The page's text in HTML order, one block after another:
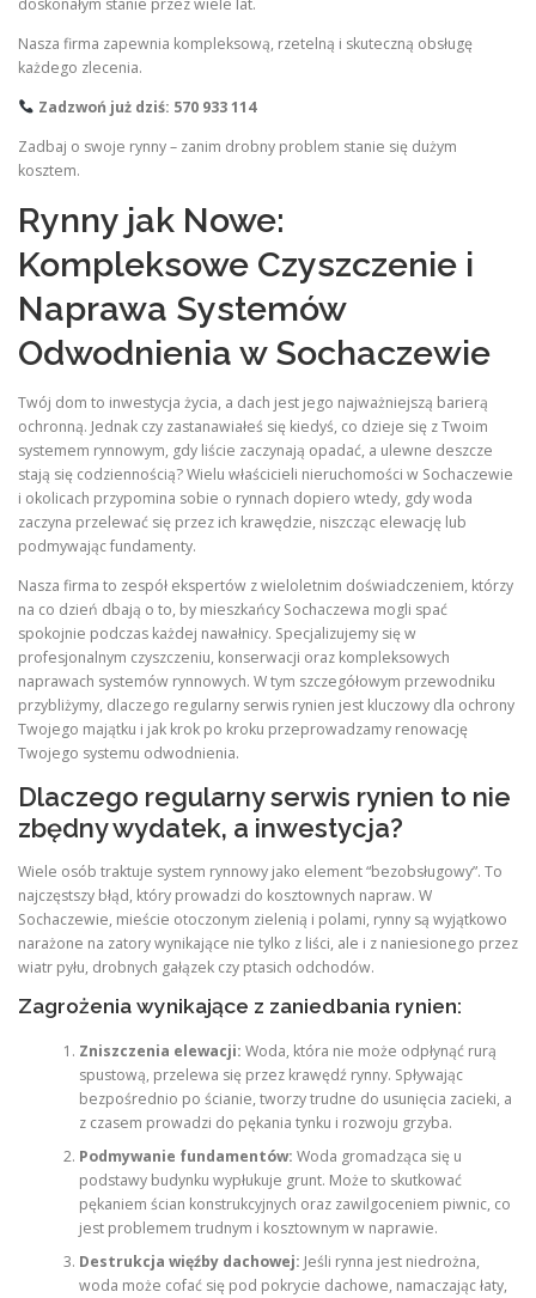
Nasza firma zapewnia kompleksową, rzetelną i skuteczną obsługę
każdego zlecenia.
Zadzwoń już dziś: 570 933 114
Zadbaj o swoje rynny – zanim drobny problem stanie się dużym
kosztem.
Rynny jak Nowe:
Kompleksowe Czyszczenie i
Naprawa Systemów
Odwodnienia w Sochaczewie
Twój dom to inwestycja życia, a dach jest jego najważniejszą barierą
ochronną. Jednak czy zastanawiałeś się kiedyś, co dzieje się z Twoim
systemem rynnowym, gdy liście zaczynają opadać, a ulewne deszcze
stają się codziennością? Wielu właścicieli nieruchomości w Sochaczewie
i okolicach przypomina sobie o rynnach dopiero wtedy, gdy woda
zaczyna przelewać się przez ich krawędzie, niszcząc elewację lub
podmywając fundamenty.
Nasza firma to zespół ekspertów z wieloletnim doświadczeniem, którzy
na co dzień dbają o to, by mieszkańcy Sochaczewa mogli spać
spokojnie podczas każdej nawałnicy. Specjalizujemy się w
profesjonalnym czyszczeniu, konserwacji oraz kompleksowych
naprawach systemów rynnowych. W tym szczegółowym przewodniku
przybliżymy, dlaczego regularny serwis rynien jest kluczowy dla ochrony
Twojego majątku i jak krok po kroku przeprowadzamy renowację
Twojego systemu odwodnienia.
Dlaczego regularny serwis rynien to nie
zbędny wydatek, a inwestycja?
Wiele osób traktuje system rynnowy jako element “bezobsługowy”. To
najczęstszy błąd, który prowadzi do kosztownych napraw. W
Sochaczewie, mieście otoczonym zielenią i polami, rynny są wyjątkowo
narażone na zatory wynikające nie tylko z liści, ale i z naniesionego przez
wiatr pyłu, drobnych gałązek czy ptasich odchodów.
Zagrożenia wynikające z zaniedbania rynien:
Zniszczenia elewacji: Woda, która nie może odpłynąć rurą
spustową, przelewa się przez krawędź rynny. Spływając
bezpośrednio po ścianie, tworzy trudne do usunięcia zacieki, a
z czasem prowadzi do pękania tynku i rozwoju grzyba.
Podmywanie fundamentów: Woda gromadząca się u
podstawy budynku wypłukuje grunt. Może to skutkować
pękaniem ścian konstrukcyjnych oraz zawilgoceniem piwnic, co
jest problemem trudnym i kosztownym w naprawie.
Destrukcja więźby dachowej: Jeśli rynna jest niedrożna,
woda może cofać się pod pokrycie dachowe, namaczając łaty,